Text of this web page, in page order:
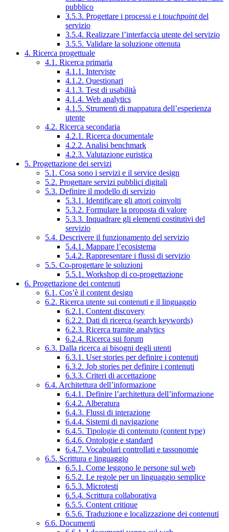
pubblico
3.5.3. Progettare i processi e i touchpointdel
servizio
3.5.4. Realizzare l’interfaccia utente del servizio
3.5.5. Validare la soluzione ottenuta
4. Ricerca progettuale
4.1. Ricerca primaria
4.1.1. Interviste
4.1.2. Questionari
4.1.3. Test di usabilità
4.1.4. Web analytics
4.1.5. Strumenti di mappatura dell’esperienza
utente
4.2. Ricerca secondaria
4.2.1. Ricerca documentale
4.2.2. Analisi benchmark
4.2.3. Valutazione euristica
5. Progettazione dei servizi
5.1. Cosa sono i servizi e il service design
5.2. Progettare servizi pubblici digitali
5.3. Definire il modello di servizio
5.3.1. Identificare gli attori coinvolti
5.3.2. Formulare la proposta di valore
5.3.3. Inquadrare gli elementi costitutivi del
servizio
5.4. Descrivere il funzionamento del servizio
5.4.1. Mappare l’ecosistema
5.4.2. Rappresentare i flussi di servizio
5.5. Co-progettare le soluzioni
5.5.1. Workshop di co-progettazione
6. Progettazione dei contenuti
6.1. Cos’è il content design
6.2. Ricerca utente sui contenuti e il linguaggio
6.2.1. Content discovery
6.2.2. Dati di ricerca (search keywords)
6.2.3. Ricerca tramite analytics
6.2.4. Ricerca sui forum
6.3. Dalla ricerca ai bisogni degli utenti
6.3.1. User stories per definire i contenuti
6.3.2. Job stories per definire i contenuti
6.3.3. Criteri di accettazione
6.4. Architettura dell’informazione
6.4.1. Definire l’architettura dell’informazione
6.4.2. Alberatura
6.4.3. Flussi di interazione
6.4.4. Sistemi di navigazione
6.4.5. Tipologie di contenuto (content type)
6.4.6. Ontologie e standard
6.4.7. Vocabolari controllati e tassonomie
6.5. Scrittura e linguaggio
6.5.1. Come leggono le persone sul web
6.5.2. Le regole per un linguaggio semplice
6.5.3. Microtesti
6.5.4. Scrittura collaborativa
6.5.5. Content critique
6.5.6. Traduzione e localizzazione dei contenuti
6.6. Documenti